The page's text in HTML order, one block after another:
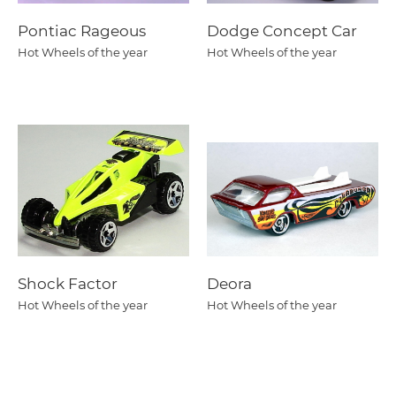
Pontiac Rageous
Hot Wheels of the year
Dodge Concept Car
Hot Wheels of the year
Shock Factor
Hot Wheels of the year
Deora
Hot Wheels of the year